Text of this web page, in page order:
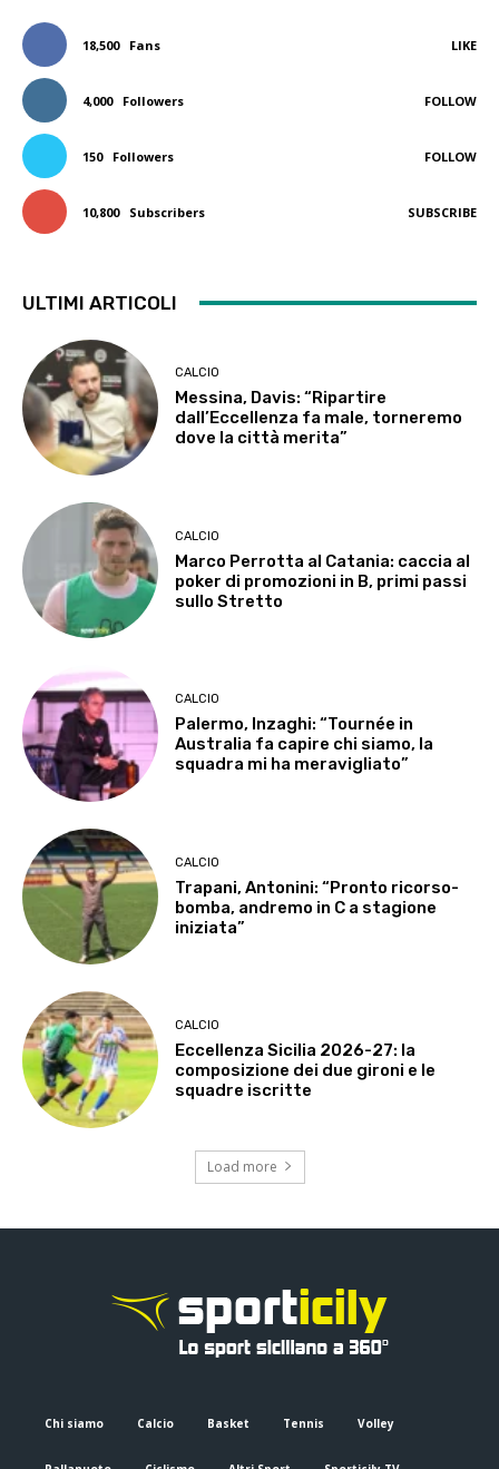
18,500 Fans LIKE
4,000 Followers FOLLOW
150 Followers FOLLOW
10,800 Subscribers SUBSCRIBE
ULTIMI ARTICOLI
CALCIO
Messina, Davis: “Ripartire
dall’Eccellenza fa male, torneremo
dove la città merita”
CALCIO
Marco Perrotta al Catania: caccia al
poker di promozioni in B, primi passi
sullo Stretto
CALCIO
Palermo, Inzaghi: “Tournée in
Australia fa capire chi siamo, la
squadra mi ha meravigliato”
CALCIO
Trapani, Antonini: “Pronto ricorso-
bomba, andremo in C a stagione
iniziata”
CALCIO
Eccellenza Sicilia 2026-27: la
composizione dei due gironi e le
squadre iscritte
Load more
Chi siamo Calcio Basket Tennis Volley